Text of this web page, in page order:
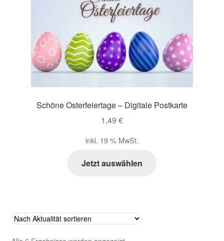
Schöne Osterfeiertage – Digitale Postkarte
1,49 €
inkl. 19 % MwSt.
Jetzt auswählen